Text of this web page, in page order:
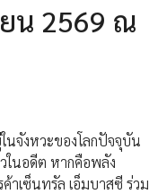
น 2569 ณ
นจังหวะของโลกปัจจุบัน
ในอดีต หากคือพลัง
าเซ็นทรัล เอ็มบาสซี ร่วม